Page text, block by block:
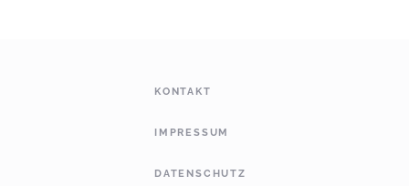
KONTAKT
IMPRESSUM
DATENSCHUTZ